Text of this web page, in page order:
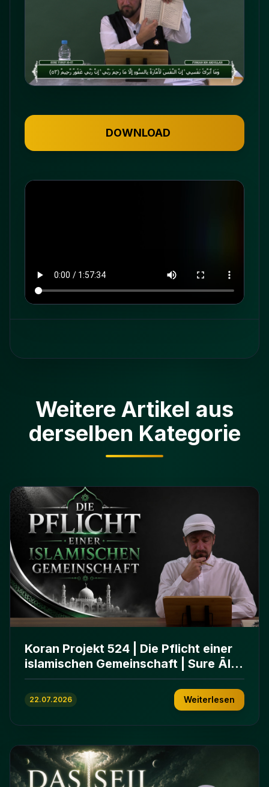
DOWNLOAD
Weitere Artikel aus
derselben Kategorie
Koran Projekt 524 | Die Pflicht einer
islamischen Gemeinschaft | Sure Āl
ʿImrān 103-112
22.07.2026 Weiterlesen